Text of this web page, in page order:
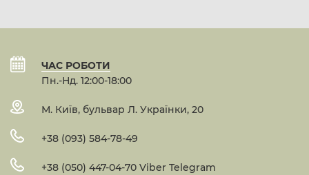
ЧАС РОБОТИ
Пн.-Нд. 12:00-18:00
М. Київ, бульвар Л. Українки, 20
+38 (093) 584-78-49
+38 (050) 447-04-70 Viber Telegram